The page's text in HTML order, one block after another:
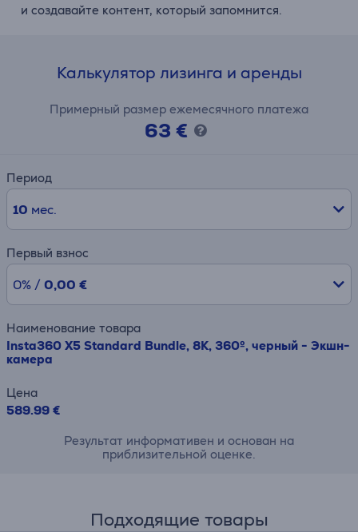
и создавайте контент, который запомнится.
Калькулятор лизинга и аренды
Примерный размер ежемесячного платежа
63 €
Период
10 мес.
Первый взнос
0% / 0,00 €
Наименование товара
Insta360 X5 Standard Bundle, 8K, 360º, черный - Экшн-
камера
Цена
589.99 €
Результат информативен и основан на
приблизительной оценке.
Подходящие товары